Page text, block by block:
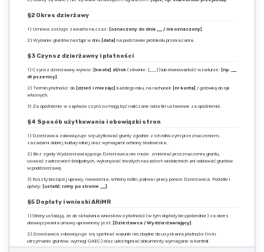
§2 Okres dzierżawy
1) Umowa zostaje zawarta na czas: [oznaczony do dnia ___ / nieoznaczony].
2) Wydanie gruntów nastąpi w dniu [data] na podstawie protokołu przekazania.
§3 Czynsz dzierżawny i płatności
1) Czynsz dzierżawny wynosi: [kwota] zł/rok (słownie: [___]) lub równowartość w naturze: [np. ___
dt pszenicy].
2) Termin płatności: do [dzień i miesiąc] każdego roku, na rachunek [nr konta] / gotówką do rąk
własnych.
3) Za opóźnienie w zapłacie czynszu mogą być naliczane odsetki ustawowe za opóźnienie.
§4 Sposób użytkowania i obowiązki stron
1) Dzierżawca zobowiązuje się użytkować grunty zgodnie z ich rolniczym przeznaczeniem,
zasadami dobrej kultury rolnej oraz wymogami ochrony środowiska.
2) Bez zgody Wydzierżawiającego Dzierżawca nie może: zmieniać przeznaczenia gruntu,
usuwać zadrzewień śródpolnych, wykonywać trwałych nasadzeń wieloletnich ani oddawać gruntów
w poddzierżawę.
3) Koszty bieżącej uprawy, nawożenia, ochrony roślin, paliwa i pracy ponosi Dzierżawca. Podatki i
opłaty: [ustalić: rolny po stronie ___].
§5 Dopłaty i wnioski ARiMR
1) Strony ustalają, że do składania wniosków o płatności (w tym dopłaty bezpośrednie) za okres
obowiązywania umowy uprawniony jest: [Dzierżawca / Wydzierżawiający].
2) Dzierżawca zobowiązuje się spełniać warunki niezbędne do uzyskania płatności (m.in.
utrzymanie gruntów, wymogi GAEC) oraz udostępniać dokumenty wymagane w kontroli.